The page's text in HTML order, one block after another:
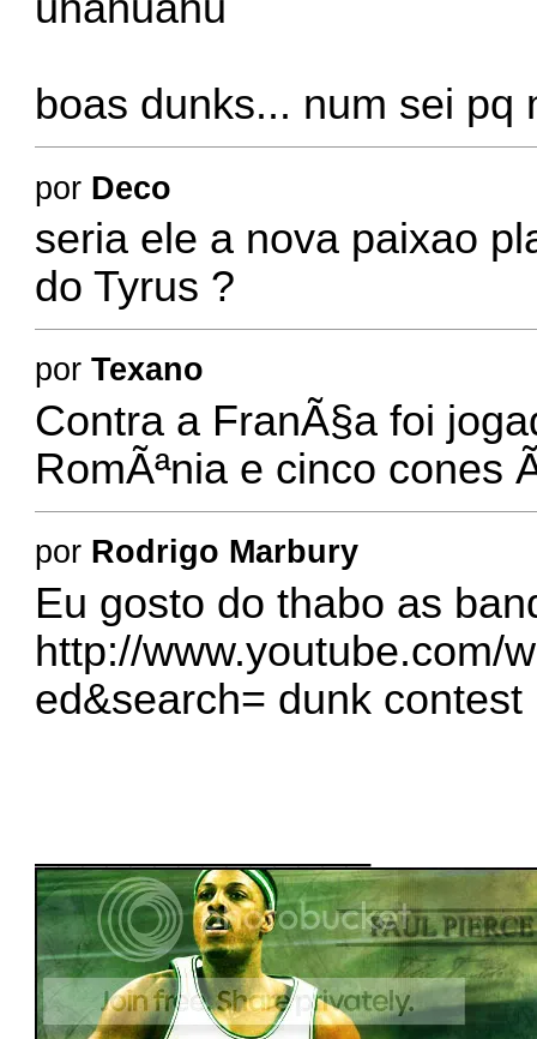
boas dunks... num sei
por Deco
seria ele a nova paixao
do Tyrus ?
porTexano
Contra a FranÃ§a foi
RomÃªnia e cinco
por Rodrigo Marbury
Eu gosto do thabo as
http://www.youtube.com/
ed&search= dunk contest